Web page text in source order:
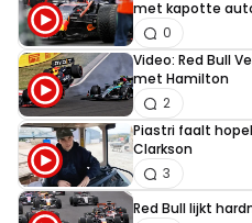
met kapotte
0
Video: Red Bull
met Hamilton
2
Piastri faalt
Clarkson
3
Red Bull lijkt